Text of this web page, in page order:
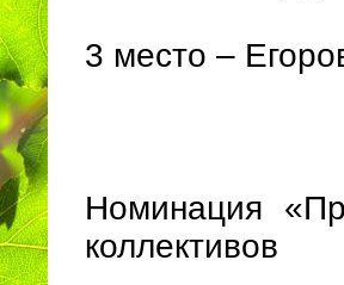
3 место –
Номинация
коллективов